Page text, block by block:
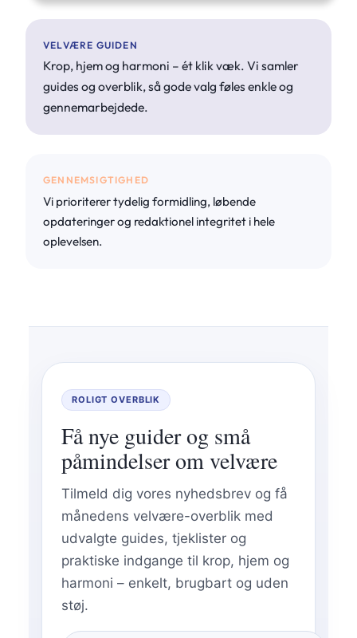
VELVÆRE GUIDEN
Krop, hjem og harmoni – ét klik væk. Vi samler
guides og overblik, så gode valg føles enkle og
gennemarbejdede.
GENNEMSIGTIGHED
Vi prioriterer tydelig formidling, løbende
opdateringer og redaktionel integritet i hele
oplevelsen.
ROLIGT OVERBLIK
Få nye guider og små
påmindelser om velvære
Tilmeld dig vores nyhedsbrev og få
månedens velvære-overblik med
udvalgte guides, tjeklister og
praktiske indgange til krop, hjem og
harmoni – enkelt, brugbart og uden
støj.